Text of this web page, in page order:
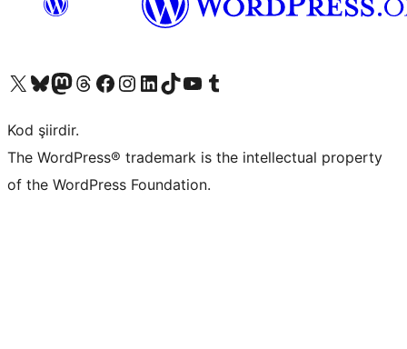
X (eski Twitter) hesabımıza bakın
Bluesky hesabımızı ziyaret edinMastodon hesabımızı ziyaret edinThreads hesabımızı ziyaret edinFacebook sayfamızı ziyaret edinInstagram hesabımızı ziyaret edinLinkedIn hesabımızı ziyaret edinTikTok hesabımızı ziyaret edinYouTube kanalımızı ziyaret edinTumblr hesabımızı ziyaret edin
Kod şiirdir.
The WordPress® trademark is the intellectual property
of the WordPress Foundation.